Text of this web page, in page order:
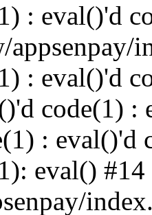
: eval()'d
: eval()'d
code(1) :
: eval()'d
eval() #14